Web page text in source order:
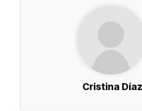
Cristina Díaz